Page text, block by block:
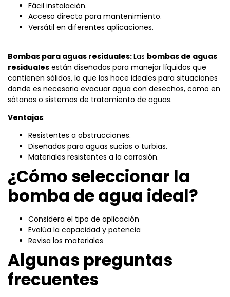
Fácil instalación.
Acceso directo para mantenimiento.
Versátil en diferentes aplicaciones.
Bombas para aguas residuales:Las bombas de aguas
residuales están diseñadas para manejar líquidos que
contienen sólidos, lo que las hace ideales para situaciones
donde es necesario evacuar agua con desechos, como en
sótanos o sistemas de tratamiento de aguas.
Ventajas:
Resistentes a obstrucciones.
Diseñadas para aguas sucias o turbias.
Materiales resistentes a la corrosión.
¿Cómo seleccionar la
bomba de agua ideal?
Considera el tipo de aplicación
Evalúa la capacidad y potencia
Revisa los materiales
Algunas preguntas
frecuentes